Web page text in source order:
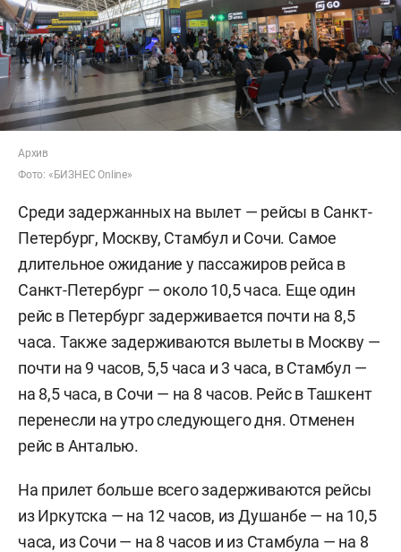
Архив
Фото: «БИЗНЕС Online»
Среди задержанных на вылет — рейсы в Санкт-
Петербург, Москву, Стамбул и Сочи. Самое
длительное ожидание у пассажиров рейса в
Санкт-Петербург — около 10,5 часа. Еще один
рейс в Петербург задерживается почти на 8,5
часа. Также задерживаются вылеты в Москву —
почти на 9 часов, 5,5 часа и 3 часа, в Стамбул —
на 8,5 часа, в Сочи — на 8 часов. Рейс в Ташкент
перенесли на утро следующего дня. Отменен
рейс в Анталью.
На прилет больше всего задерживаются рейсы
из Иркутска — на 12 часов, из Душанбе — на 10,5
часа, из Сочи — на 8 часов и из Стамбула — на 8